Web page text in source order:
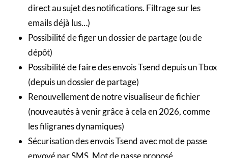
direct au sujet des notifications. Filtrage sur les
emails déjà lus…)
Possibilité de figer un dossier de partage (ou de
dépôt)
Possibilité de faire des envois Tsend depuis un Tbox
(depuis un dossier de partage)
Renouvellement de notre visualiseur de fichier
(nouveautés à venir grâce à cela en 2026, comme
les filigranes dynamiques)
Sécurisation des envois Tsend avec mot de passe
envoyé par SMS. Mot de passe proposé